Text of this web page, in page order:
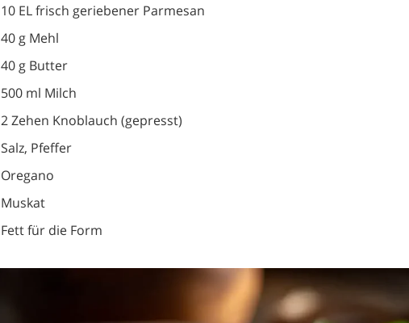
10 EL frisch geriebener Parmesan
40 g Mehl
40 g Butter
500 ml Milch
2 Zehen Knoblauch (gepresst)
Salz, Pfeffer
Oregano
Muskat
Fett für die Form